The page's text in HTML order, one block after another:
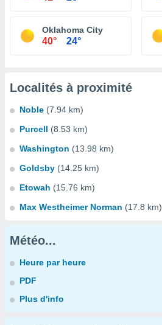
Oklahoma City
40° 24°
Localités à proximité
Noble (7.94 km)
Purcell (8.53 km)
Washington (13.98 km)
Goldsby (14.25 km)
Etowah (15.76 km)
Max Westheimer Norman (17.8 km)
Météo...
Heure par heure
PDF
Plus d'info